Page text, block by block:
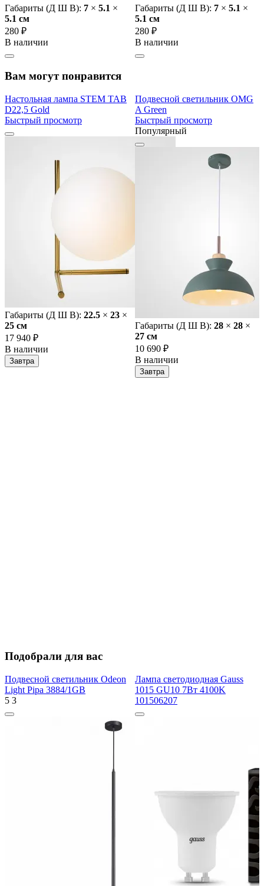
Габариты (Д Ш В): 7 × 5.1 ×
5.1 cм
280 ₽
В наличии
Габариты (Д Ш В): 7 × 5.1 ×
5.1 cм
280 ₽
В наличии
Вам могут понравится
Настольная лампа STEM TAB
D22,5 Gold
Быстрый просмотр
Габариты (Д Ш В): 22.5 × 23 ×
25 cм
17 940 ₽
В наличии
Завтра
Подвесной светильник OMG
A Green
Быстрый просмотр
Популярный
Габариты (Д Ш В): 28 × 28 ×
27 cм
10 690 ₽
В наличии
Завтра
Подобрали для вас
Подвесной светильник Odeon
Light Pipa 3884/1GB
5 3
Лампа светодиодная Gauss
1015 GU10 7Вт 4100K
101506207